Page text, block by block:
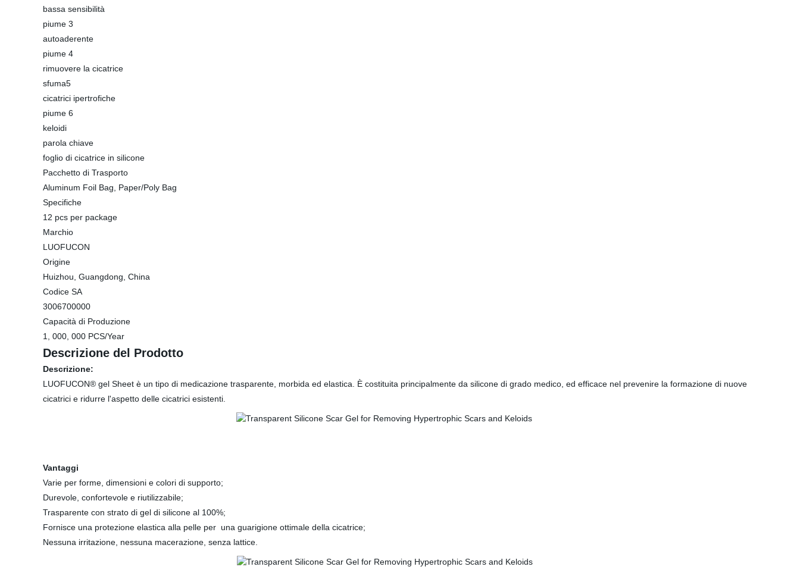
bassa sensibilità
piume 3
autoaderente
piume 4
rimuovere la cicatrice
sfuma5
cicatrici ipertrofiche
piume 6
keloidi
parola chiave
foglio di cicatrice in silicone
Pacchetto di Trasporto
Aluminum Foil Bag, Paper/Poly Bag
Specifiche
12 pcs per package
Marchio
LUOFUCON
Origine
Huizhou, Guangdong, China
Codice SA
3006700000
Capacità di Produzione
1, 000, 000 PCS/Year
Descrizione del Prodotto
Descrizione:
LUOFUCON® gel Sheet è un tipo di medicazione trasparente, morbida ed elastica. È costituita principalmente da silicone di grado medico, ed efficace nel prevenire la formazione di nuove
cicatrici e ridurre l'aspetto delle cicatrici esistenti.
Vantaggi
Varie per forme, dimensioni e colori di supporto;
Durevole, confortevole e riutilizzabile;
Trasparente con strato di gel di silicone al 100%;
Fornisce una protezione elastica alla pelle per una guarigione ottimale della cicatrice;
Nessuna irritazione, nessuna macerazione, senza lattice.